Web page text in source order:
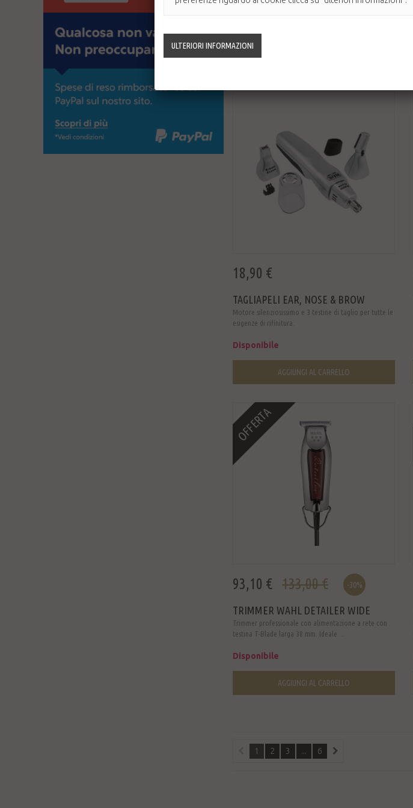
Disponibile
18,90 €
TAGLIAPELI EAR, NOSE & BROW
Motore silenziosissimo e 3 testine di taglio per tutte le
esigenze di rifinitura.
Disponibile
AGGIUNGI AL CARRELLO
OFFERTA
93,10 € 133,00 € -30%
TRIMMER WAHL DETAILER WIDE
Trimmer professionale con alimentazione a rete con
testina T-Blade larga 38 mm. Ideale ...
Disponibile
AGGIUNGI AL CARRELLO
1 2 3 ... 6